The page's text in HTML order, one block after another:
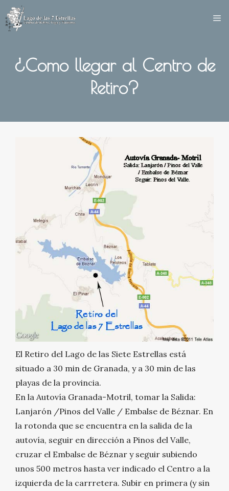
Saltar
al
¿Como llegar al Centro de
Retiro?
El Retiro del Lago de las Siete Estrellas está
situado a 30 min de Granada, y a 30 min de las
playas de la provincia.
En la Autovía Granada-Motril, tomar la Salida:
Lanjarón /Pinos del Valle / Embalse de Béznar. En
la rotonda que se encuentra en la salida de la
autovía, seguir en dirección a Pinos del Valle,
cruzar el Embalse de Béznar y seguir subiendo
unos 500 metros hasta ver indicado el Centro a la
izquierda de la carrretera. Subir en primera (y sin